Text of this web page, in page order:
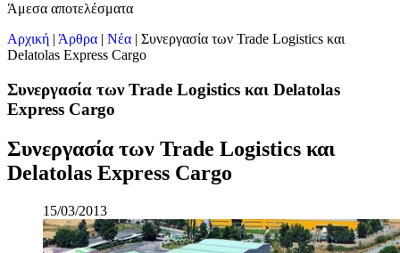
Άμεσα αποτελέσματα
Αρχική | Άρθρα | Νέα | Συνεργασία των Trade Logistics και
Delatolas Express Cargo
Συνεργασία των Trade Logistics και Delatolas
Express Cargo
Συνεργασία των Trade Logistics και
Delatolas Express Cargo
15/03/2013